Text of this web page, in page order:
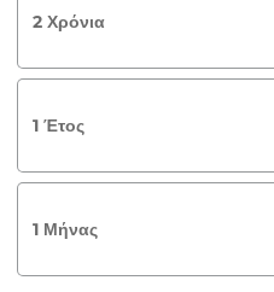
2 Χρόνια
1 Έτος
1 Μήνας